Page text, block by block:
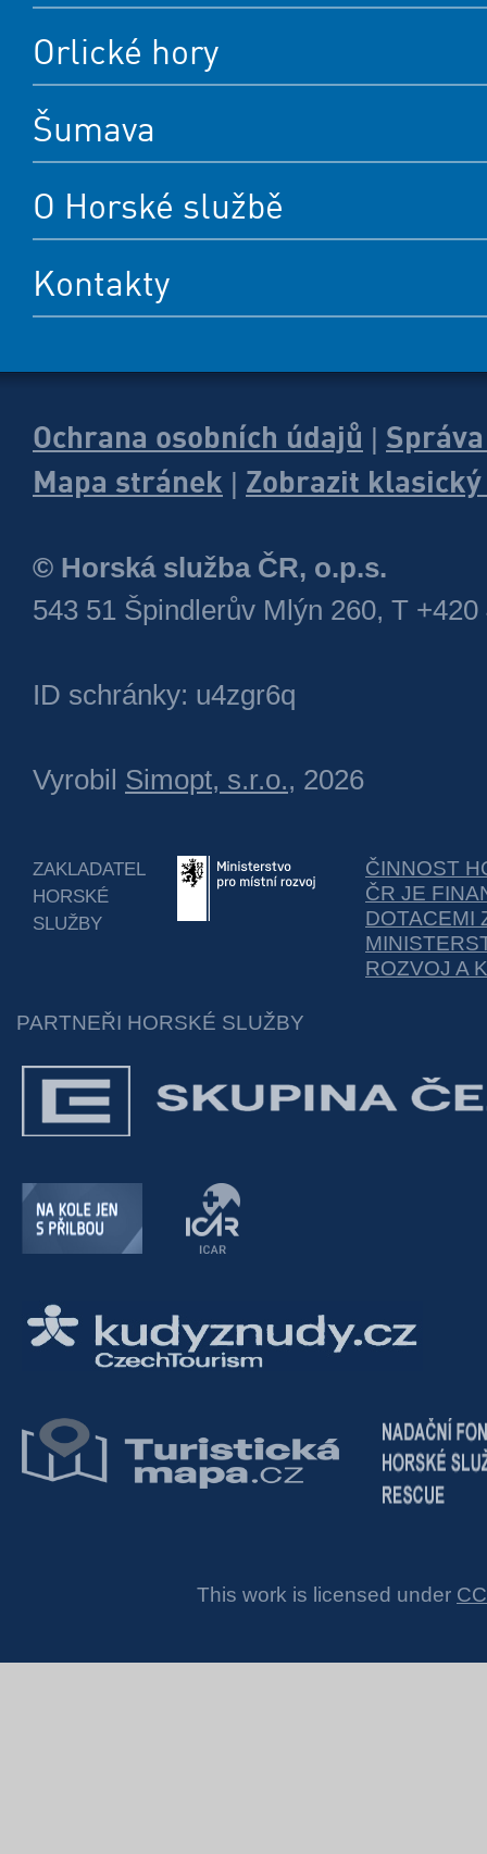
Orlické hory
Šumava
O Horské službě
Kontakty
Ochrana osobních údajů
Mapa stránek
Zobrazit
© Horská služba ČR, o.p.s.
543 51 Špindlerův Mlýn 260, T +420
ID schránky: u4zgr6q
Vyrobil Simopt, s.r.o., 2026
ZAKLADATEL
HORSKÉ
SLUŽBY
ČINNOST
ČR JE
DOTACEMI
ROZVOJ A
PARTNEŘI HORSKÉ SLUŽBY
This work is licensed under